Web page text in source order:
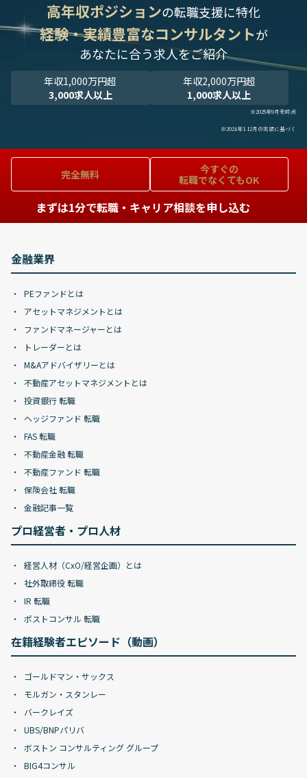
高年収ポジションの転職支援に特化
経験・実績豊富なコンサルタントが
あなたに合う求人をご紹介
年収1,000万円超
3,000求人以上
年収2,000万円超
1,000求人以上
※2025年9月末時点
※2024年1-12月の実績に基づく
完全無料
今すぐの
転職でなくてもOK
まずは1分で転職・キャリア相談を申し込む
金融業界
PEファンドとは
アセットマネジメントとは
ファンドマネージャーとは
トレーダーとは
M&Aアドバイザリーとは
不動産アセットマネジメントとは
投資銀行 転職
ヘッジファンド 転職
FAS 転職
不動産金融 転職
不動産ファンド 転職
保険会社 転職
金融記事一覧
プロ経営者・プロ人材
経営人材（CxO/経営企画）とは
社外取締役 転職
IR 転職
ポストコンサル 転職
在籍経験者エピソード（動画）
ゴールドマン・サックス
モルガン・スタンレー
バークレイズ
UBS/BNPパリバ
ボストン コンサルティング グループ
BIG4コンサル